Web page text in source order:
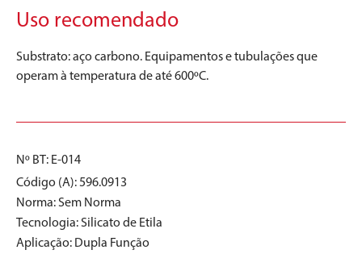
Uso recomendado
Substrato: aço carbono. Equipamentos e tubulações que
operam à temperatura de até 600ºC.
Nº BT: E-014
Código (A): 596.0913
Norma:Sem Norma
Tecnologia:Silicato de Etila
Aplicação: Dupla Função